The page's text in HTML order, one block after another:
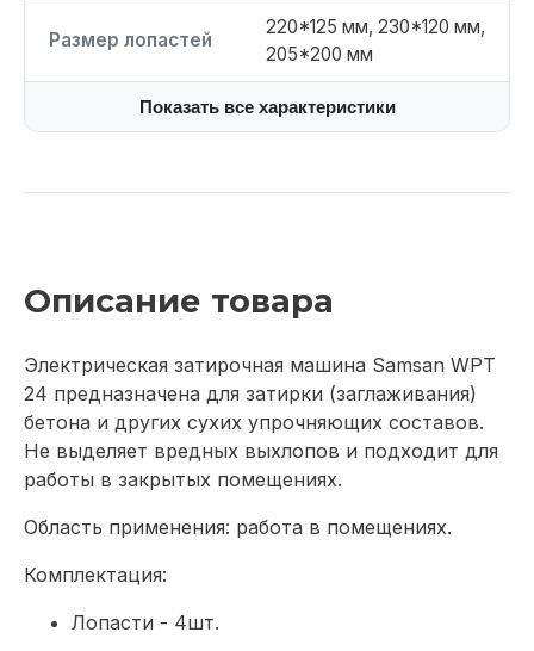
Размер лопастей
220*125 мм, 230*120 мм,
205*200 мм
Показать все характеристики
Описание товара
Электрическая затирочная машина Samsan WPT
24 предназначена для затирки (заглаживания)
бетона и других сухих упрочняющих составов.
Не выделяет вредных выхлопов и подходит для
работы в закрытых помещениях.
Область применения: работа в помещениях.
Комплектация:
Лопасти - 4шт.